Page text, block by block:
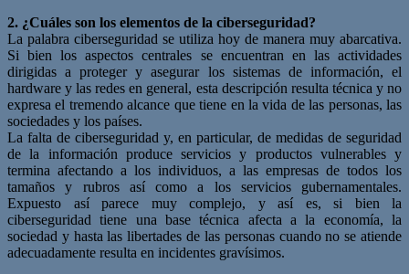
2. ¿Cuáles son los elementos de la ciberseguridad?
La palabra ciberseguridad se utiliza hoy de manera muy abarcativa.
Si bien los aspectos centrales se encuentran en las actividades
dirigidas a proteger y asegurar los sistemas de información, el
hardware y las redes en general, esta descripción resulta técnica y no
expresa el tremendo alcance que tiene en la vida de las personas, las
sociedades y los países.
La falta de ciberseguridad y, en particular, de medidas de seguridad
de la información produce servicios y productos vulnerables y
termina afectando a los individuos, a las empresas de todos los
tamaños y rubros así como a los servicios gubernamentales.
Expuesto así parece muy complejo, y así es, si bien la
ciberseguridad tiene una base técnica afecta a la economía, la
sociedad y hasta las libertades de las personas cuando no se atiende
adecuadamente resulta en incidentes gravísimos.